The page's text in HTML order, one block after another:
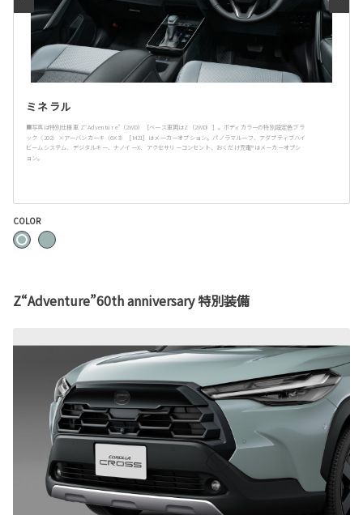
ミネラル
■写真は特別仕様車 Z“Adventure”（2WD）［ベース車両はZ（2WD）］。ボディカラーの特別設定色ブラ
ック〈202〉×アーバンカーキ〈6X3〉［M21］はメーカーオプション。パノラマルーフ、アダプティブハイ
ビームシステム、デジタルキー、ナノイーX、アクセサリーコンセント、おくだけ充電®︎はメーカーオプシ
ョン。
COLOR
Z“Adventure”60th anniversary 特別装備